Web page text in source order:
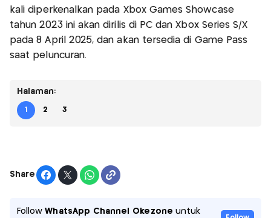
kali diperkenalkan pada Xbox Games Showcase
tahun 2023 ini akan dirilis di PC dan Xbox Series S/X
pada 8 April 2025, dan akan tersedia di Game Pass
saat peluncuran.
Halaman:
1 2 3
Share
FollowWhatsApp Channel Okezone untuk